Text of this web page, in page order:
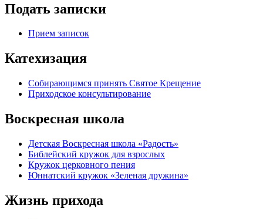
Подать записки
Прием записок
Катехизация
Собирающимся принять Святое Крещение
Приходское консультирование
Воскресная школа
Детская Воскресная школа «Радость»
Библейский кружок для взрослых
Кружок церковного пения
Юннатский кружок «Зеленая дружина»
Жизнь прихода